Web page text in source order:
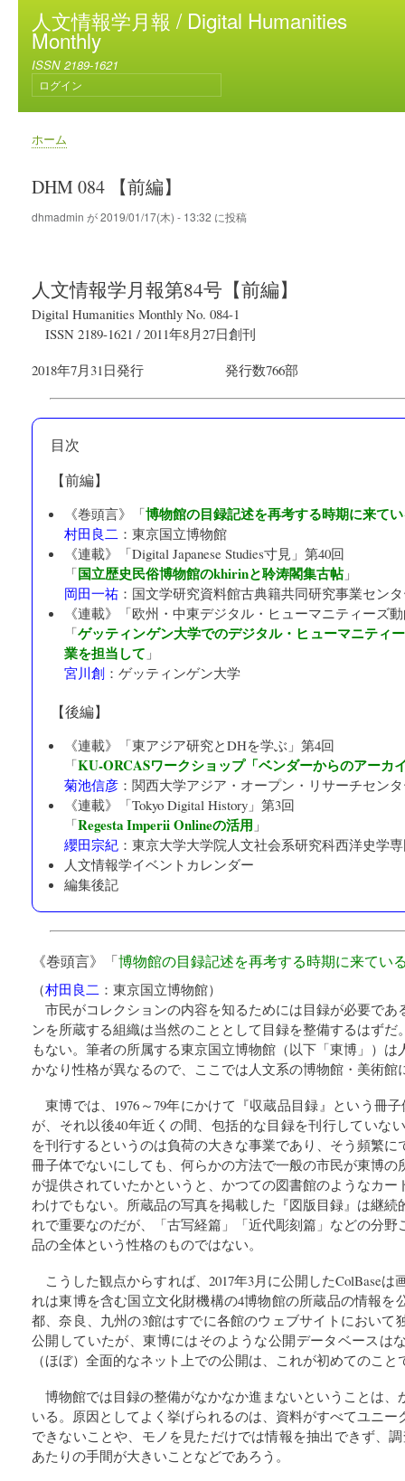
メ
イ
コ
テ
動
人文情報学月報 / Digital Humanities
Monthly
ISSN 2189-1621
ユ
ー
ザ
ー
カ
ン
ュ
ー
ログイン
パ
く
ず
ホーム
DHM 084 【前編】
dhmadmin が2019/01/17(木) - 13:32 に投稿
人文情報学月報第84号【前編】
Digital Humanities Monthly No. 084-1
ISSN 2189-1621 /2011年8月27日創刊
2018年7月31日発行 発行数766部
目次
【前編】
《巻頭言》「博物館の目録記述を再考する時期に来て
村田良二 ： 東京国立博物館
《連載》「Digital Japanese Studies寸見 」第40回
「国立歴史民俗博物館のkhirinと聆涛閣集古帖」
岡田一祐 ： 国文学研究資料館古典籍共同研究事業セン
《連載》「欧州・中東デジタル・ヒューマニティーズ
「ゲッティンゲン大学でのデジタル・ヒューマニティ
業を担当して 」
宮川創 ： ゲッティンゲン大学
【後編】
《連載》「東アジア研究とDHを学ぶ 」第4回
「KU-ORCASワークショップ「ベンダーからのアーカ
菊池信彦 ： 関西大学アジア・オープン・リサーチセン
《連載》「Tokyo Digital History 」第3回
「Regesta Imperii Onlineの活用 」
纓田宗紀 ： 東京大学大学院人文社会系研究科西洋史学
人文情報学イベントカレンダー
編集後記
《巻頭言》「博物館の目録記述を再考する時期に来てい
（村田良二 ： 東京国立博物館）
市民がコレクションの内容を知るためには目録が必要であ
ンを所蔵する組織は当然のこととして目録を整備するはず
もない。筆者の所属する東京国立博物館（以下「東博」）
かなり性格が異なるので、ここでは人文系の博物館・美術館
東博では、1976～79年にかけて『収蔵品目録』という冊
が、それ以後40年近くの間、包括的な目録を刊行していな
を刊行するというのは負荷の大きな事業であり、そう頻繁
冊子体でないにしても、何らかの方法で一般の市民が東博の
が提供されていたかというと、かつての図書館のようなカ
わけでもない。所蔵品の写真を掲載した『図版目録』は継
れで重要なのだが、「古写経篇」「近代彫刻篇」などの分
品の全体という性格のものではない。
こうした観点からすれば、2017年3月に公開したColBase
れは東博を含む国立文化財機構の4博物館の所蔵品の情報を
都、奈良、九州の3館はすでに各館のウェブサイトにおいて
公開していたが、東博にはそのような公開データベースは
（ほぼ）全面的なネット上での公開は、これが初めてのこと
博物館では目録の整備がなかなか進まないということは、
いる。原因としてよく挙げられるのは、資料がすべてユニ
できないことや、モノを見ただけでは情報を抽出できず、
あたりの手間が大きいことなどであろう。